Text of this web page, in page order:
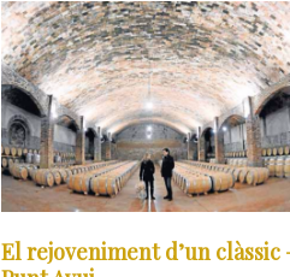
El rejoveniment d’un clàssic
El
rejoveniment
d’un
clàssic
–
Punt
Avui